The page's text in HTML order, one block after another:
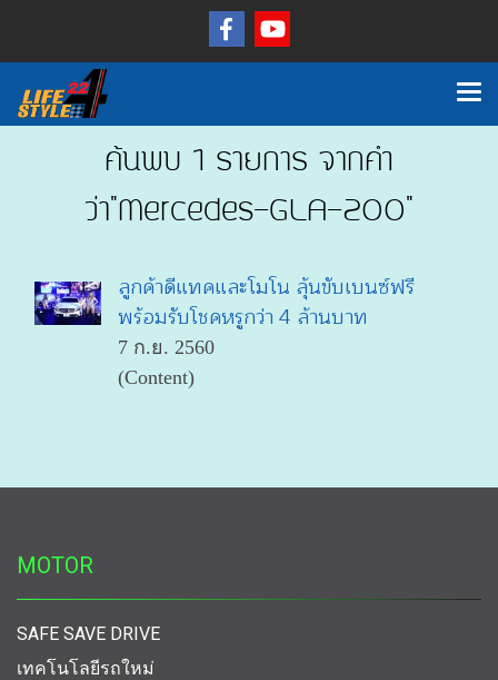
ค้นพบ 1 รายการ จากคำ
ว่า"Mercedes-GLA-200"
ลูกค้าดีแทคและโมโน ลุ้นขับเบนซ์ฟรี
พร้อมรับโชคหรูกว่า 4 ล้านบาท
7 ก.ย. 2560
(Content)
MOTOR
SAFE SAVE DRIVE
เทคโนโลยีรถใหม่